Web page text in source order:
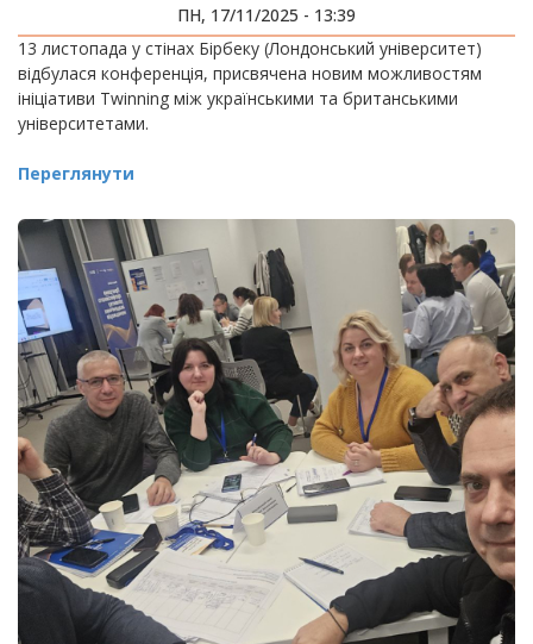
ПН, 17/11/2025 - 13:39
13 листопада у стінах Бірбеку (Лондонський університет)
відбулася конференція, присвячена новим можливостям
ініціативи Twinning між українськими та британськими
університетами.
Переглянути